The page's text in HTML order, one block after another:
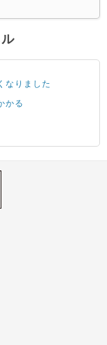
なりました
かる